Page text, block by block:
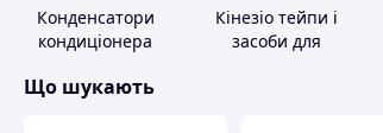
Конденсатори
кондиціонера
Кінезіо тейпи і
засоби для
Що шукають